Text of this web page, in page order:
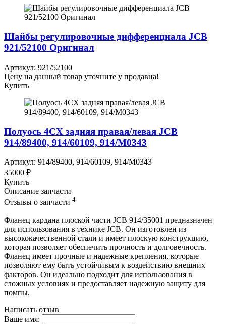
Шайбы регулировочные дифференциала JCB
921/52100 Оригинал
Артикул: 921/52100
Цену на данный товар уточните у продавца!
Купить
Полуось 4CX задняя правая/левая JCB
914/89400, 914/60109, 914/M0343
Артикул: 914/89400, 914/60109, 914/M0343
35000 ₽
Купить
Описание запчасти
Отзывы о запчасти 4
Фланец кардана плоской части JCB 914/35001 предназначен
для использования в технике JCB. Он изготовлен из
высококачественной стали и имеет плоскую конструкцию,
которая позволяет обеспечить прочность и долговечность.
Фланец имеет прочные и надежные крепления, которые
позволяют ему быть устойчивым к воздействию внешних
факторов. Он идеально подходит для использования в
сложных условиях и предоставляет надежную защиту для
помпы.
Написать отзыв
Ваше имя: